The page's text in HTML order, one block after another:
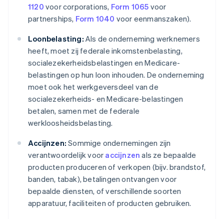
1120 voor corporations, Form 1065 voor
partnerships, Form 1040 voor eenmanszaken).
Loonbelasting: Als de onderneming werknemers
heeft, moet zij federale inkomstenbelasting,
socialezekerheidsbelastingen en Medicare-
belastingen op hun loon inhouden. De onderneming
moet ook het werkgeversdeel van de
socialezekerheids- en Medicare-belastingen
betalen, samen met de federale
werkloosheidsbelasting.
Accijnzen: Sommige ondernemingen zijn
verantwoordelijk voor accijnzen als ze bepaalde
producten produceren of verkopen (bijv. brandstof,
banden, tabak), betalingen ontvangen voor
bepaalde diensten, of verschillende soorten
apparatuur, faciliteiten of producten gebruiken.